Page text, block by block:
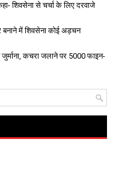
शिवसेना से चर्चा के लिए दरवाजे
बनाने में शिवसेना कोई अड़चन
कचरा जलाने पर ₹5000 फाइन-